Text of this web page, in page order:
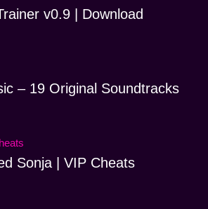
v0.9 | Download
– 19 Original Soundtracks
Sonja | VIP Cheats